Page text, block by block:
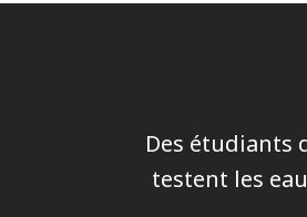
Des étudiants
testent les